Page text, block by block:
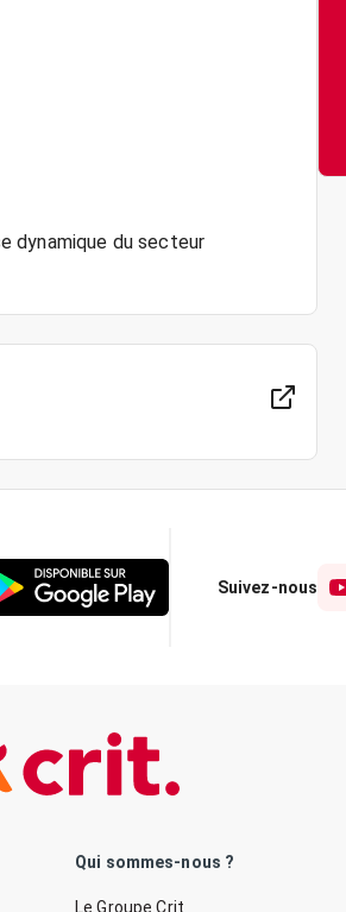
dynamique du secteur
Suivez-nous
Qui sommes-nous ?
Le Groupe Crit